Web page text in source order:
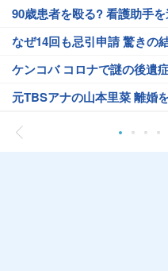
90歳患者を殴る? 看護助手
なぜ14回も忌引申請 驚きの
ケンコバ コロナで謎の後遺
元TBSアナの山本里菜 離婚